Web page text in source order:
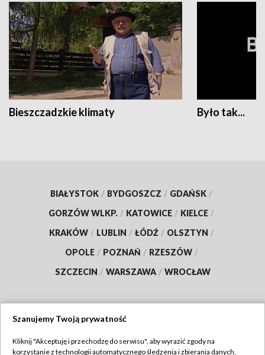
Bieszczadzkie klimaty Było tak...
BIAŁYSTOK / BYDGOSZCZ / GDAŃSK /
GORZÓW WLKP. / KATOWICE / KIELCE /
KRAKÓW / LUBLIN / ŁÓDŹ / OLSZTYN /
OPOLE / POZNAŃ / RZESZÓW /
SZCZECIN / WARSZAWA / WROCŁAW
Szanujemy Twoją prywatność
Kliknij "Akceptuję i przechodzę do serwisu", aby wyrazić zgody na
korzystanie z technologii automatycznego śledzenia i zbierania danych,